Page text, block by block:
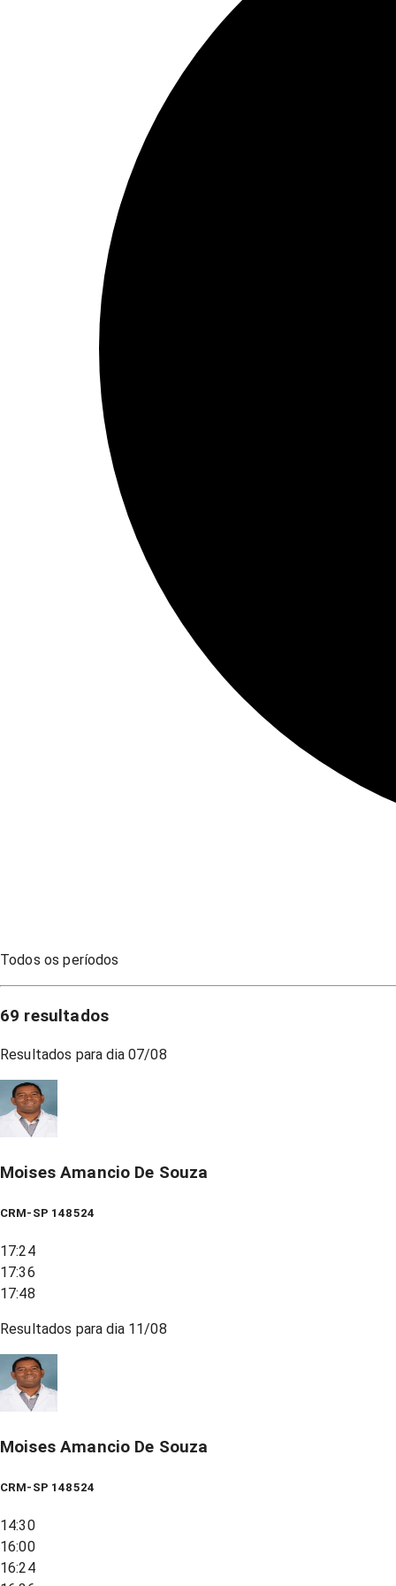
Todos os períodos
69 resultados
Resultados para dia 07/08
Moises Amancio De Souza
CRM-SP 148524
17:24
17:36
17:48
Resultados para dia 11/08
Moises Amancio De Souza
CRM-SP 148524
14:30
16:00
16:24